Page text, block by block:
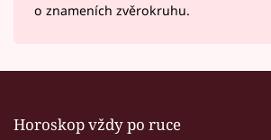
o znameních zvěrokruhu.
Horoskop vždy po ruce